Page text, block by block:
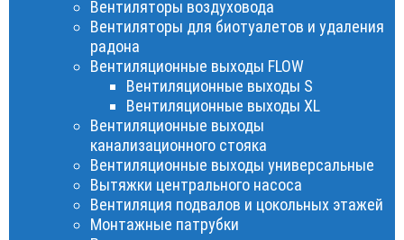
Вентиляторы воздуховода
Вентиляторы для биотуалетов и удаления
радона
Вентиляционные выходы FLOW
Вентиляционные выходы S
Вентиляционные выходы XL
Вентиляционные выходы
канализационного стояка
Вентиляционные выходы универсальные
Вытяжки центрального насоса
Вентиляция подвалов и цокольных этажей
Монтажные патрубки